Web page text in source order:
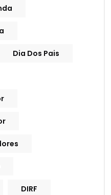
Dia Dos Pais
DIRF